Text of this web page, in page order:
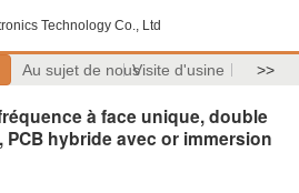
Technology Co., Ltd
Au sujet de nousVisite d'usine >>
à face unique, double
hybride avec or immersion